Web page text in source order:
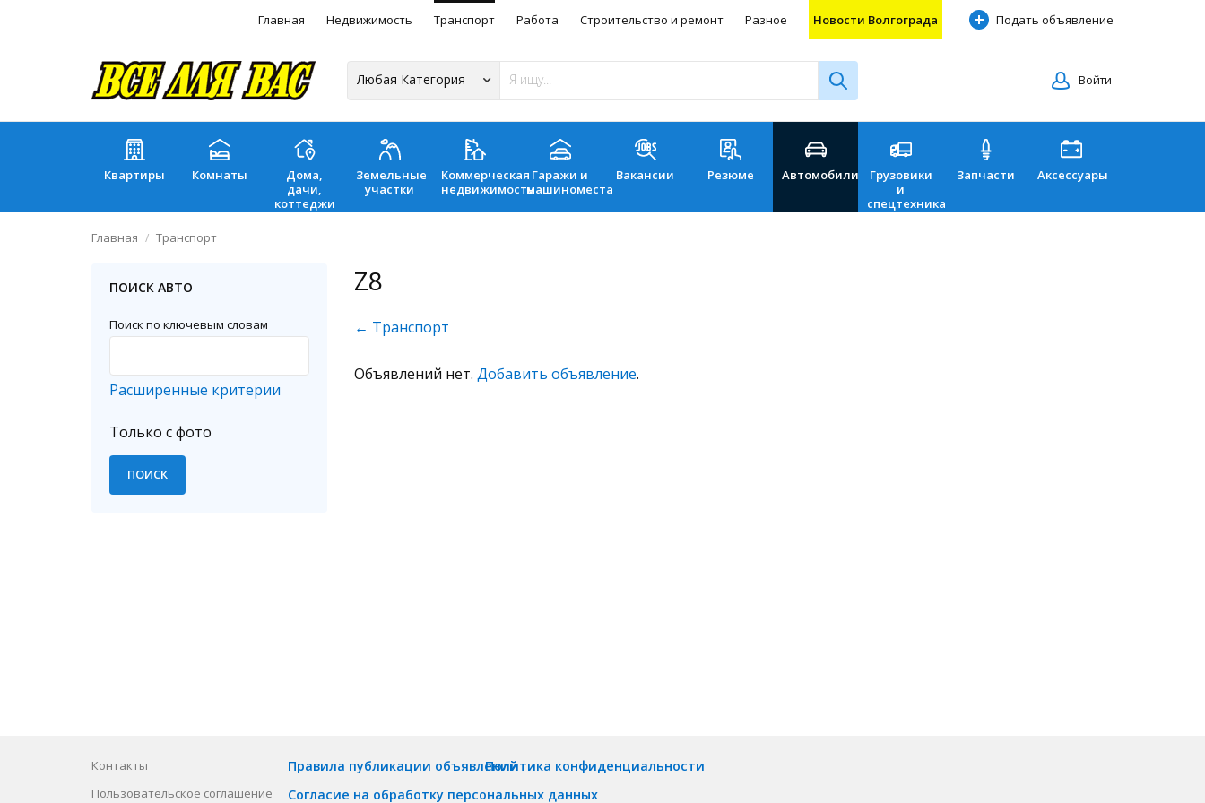
Главная Недвижимость Транспорт Работа Строительство и ремонт Разное Новости Волгограда Подать объявление
Войти
Квартиры Комнаты
Дома,
дачи,
коттеджи
Земельные
участки
Коммерческая
недвижимость
Гаражи и
машиноместа
Вакансии Резюме Автомобили
Грузовики
и
спецтехника
Запчасти Аксессуары
Главная Транспорт
ПОИСК АВТО
Поиск по ключевым словам
Расширенные критерии
Только с фото
Z8
← Транспорт
Объявлений нет. Добавить объявление.
Контакты
Пользовательское соглашение
Правила публикации объявлений
Согласие на обработку персональных данных
Политика конфиденциальности